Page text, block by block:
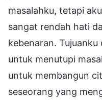
masalahku, tetapi
sangat rendah hati
kebenaran.
untuk menutupi
untuk membangun
seseorang yang